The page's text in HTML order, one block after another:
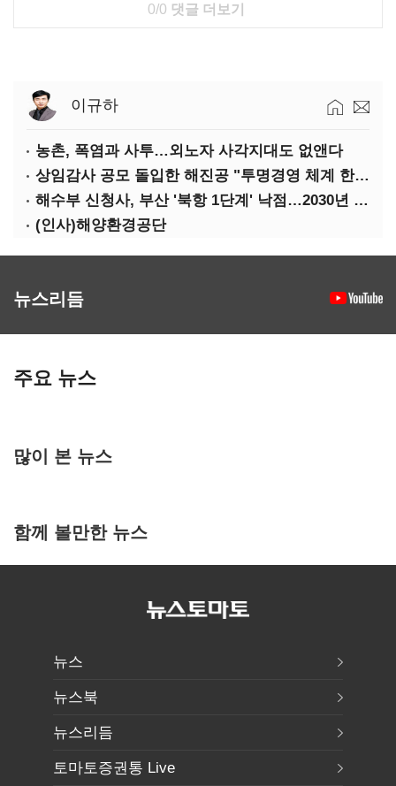
0/0 댓글 더보기
이규하
농촌, 폭염과 사투…외노자 사각지대도 없앤다
상임감사 공모 돌입한 해진공 "투명경영 체계 한층 강화"
해수부 신청사, 부산 '북항 1단계' 낙점…2030년 완공 목표
(인사)해양환경공단
뉴스리듬
주요 뉴스
많이 본 뉴스
함께 볼만한 뉴스
뉴스
뉴스북
뉴스리듬
토마토증권통 Live